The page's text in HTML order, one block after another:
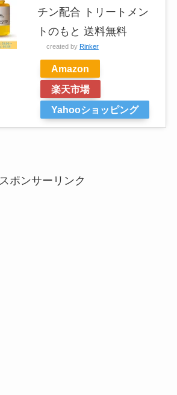
チン配合 トリートメン
トのもと 送料無料
created by Rinker
Amazon
楽天市場
Yahooショッピング
スポンサーリンク